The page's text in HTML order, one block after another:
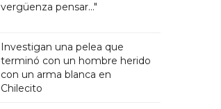
vergüenza pensar..."
Investigan una pelea que
terminó con un hombre herido
con un arma blanca en
Chilecito